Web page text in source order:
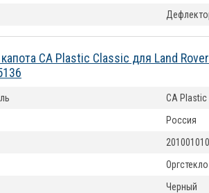
CA Plastic Classic для Land
CA Plastic
Россия
Оргстекло
Черный